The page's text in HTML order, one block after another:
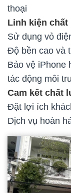
thoại
Linh kiện
Sử dụng vỏ
Độ bền cao và
Bảo vệ iPhone
tác động môi
Cam kết chất
Đặt lợi ích
Dịch vụ hoàn